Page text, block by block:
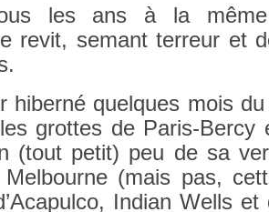
les ans à la
revit, semant ter­reur et
hiberné quel­ques mois
grot­tes de Paris-Bercy
(tout petit) peu de sa
(mais pas,
In­dian Wells